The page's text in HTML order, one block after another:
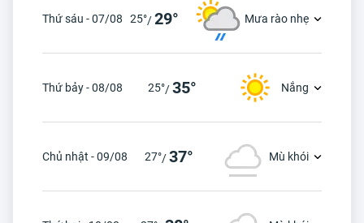
Thứ sáu - 07/08 25°/29° Mưa rào nhẹ
Thứ bảy - 08/08 25°/35° Nắng
Chủ nhật - 09/08 27°/37° Mù khói